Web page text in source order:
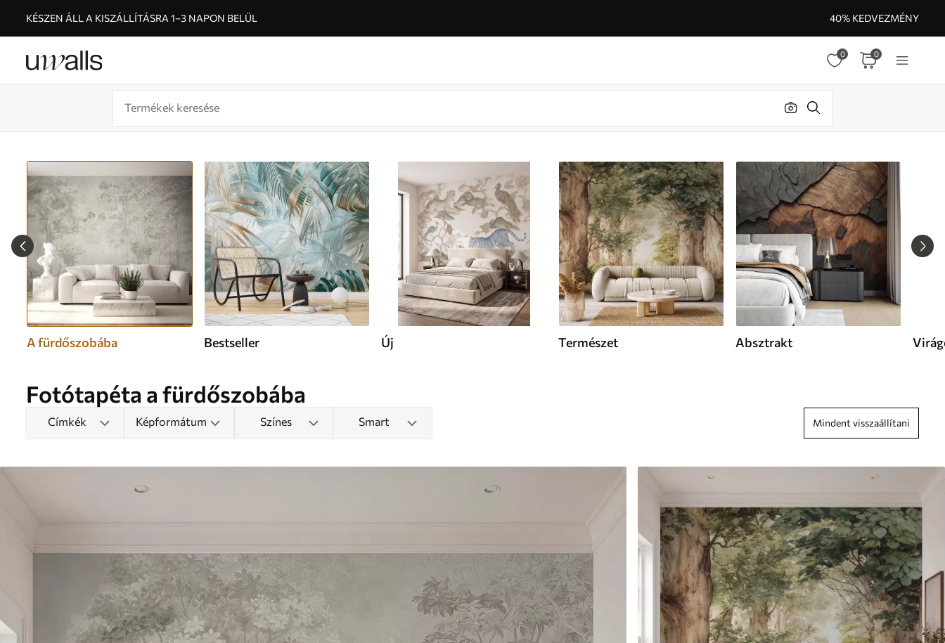
KÉSZEN ÁLL A KISZÁLLÍTÁSRA 1–3 NAPON BELÜL 40% KEDVEZMÉNY
0 0
A fürdőszobába Bestseller Új Természet Absztrakt
Fotótapéta a fürdőszobába
Címkék Képformátum Színes Smart Mindent visszaállítani